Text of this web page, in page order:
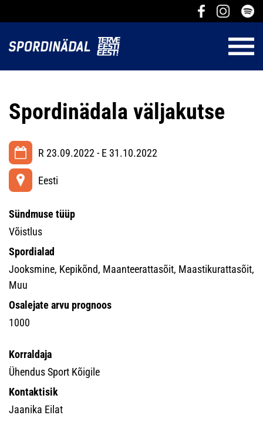
Spordinädala väljakutse
R 23.09.2022 - E 31.10.2022
Eesti
Sündmuse tüüp
Võistlus
Spordialad
Jooksmine, Kepikõnd, Maanteerattasõit, Maastikurattasõit,
Muu
Osalejate arvu prognoos
1000
Korraldaja
Ühendus Sport Kõigile
Kontaktisik
Jaanika Eilat